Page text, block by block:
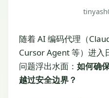
tinyash
随着 AI 编码代理（
Cursor Agent 等）进入
问题浮出水面： 如何确
越过安全边界？